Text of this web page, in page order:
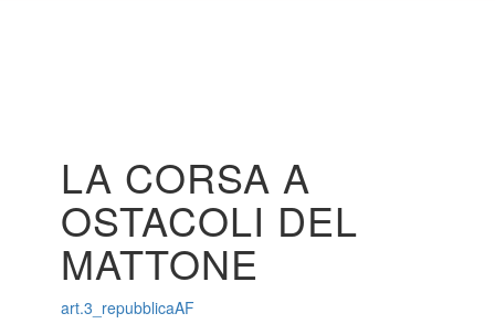
LA CORSA A
OSTACOLI DEL
MATTONE
art.3_repubblicaAF